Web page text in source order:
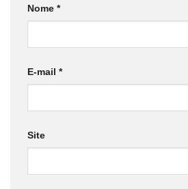
Nome *
E-mail *
Site